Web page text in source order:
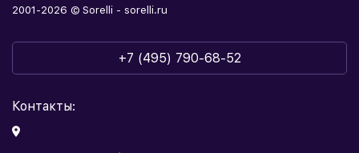
2001-2026 © Sorelli - sorelli.ru
+7 (495) 790-68-52
Контакты: